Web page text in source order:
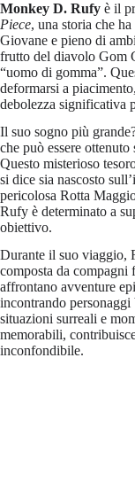
Monkey D. Rufy è il
Piece, una storia che
Giovane e pieno di
frutto del diavolo Gom
“uomo di gomma”.
deformarsi a
debolezza significativa
Il suo sogno più
che può essere
Questo misterioso
si dice sia nascosto
pericolosa Rotta
Rufy è determinato a
obiettivo.
Durante il suo viaggio,
composta da
affrontano avventure
incontrando
situazioni surreali e
memorabili,
inconfondibile.